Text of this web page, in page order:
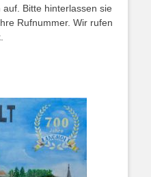
Bitte hinterlassen sie
Rufnummer. Wir rufen